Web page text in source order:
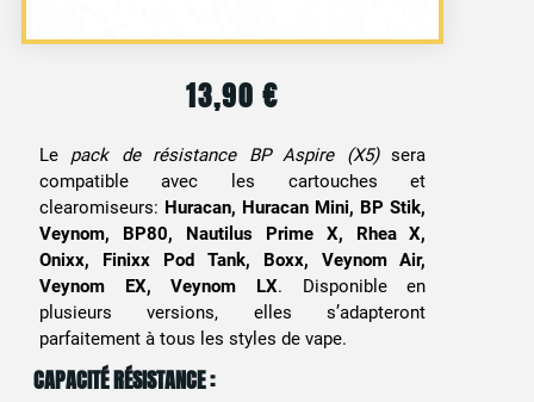
13,90€
Le pack de résistance BP Aspire (X5)sera
compatible avec les cartouches et
clearomiseurs: Huracan, Huracan Mini, BP Stik,
Veynom, BP80, Nautilus Prime X, Rhea X,
Onixx, Finixx Pod Tank, Boxx, Veynom Air,
Veynom EX, Veynom LX. Disponible en
plusieurs versions, elles s’adapteront
parfaitement à tous les styles de vape.
CAPACITÉ RÉSISTANCE :